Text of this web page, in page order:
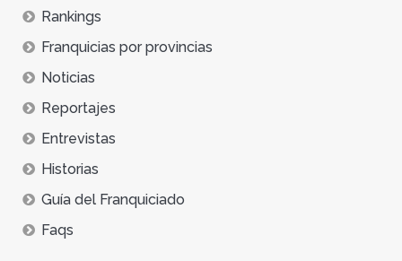
Rankings
Franquicias por provincias
Noticias
Reportajes
Entrevistas
Historias
Guía del Franquiciado
Faqs